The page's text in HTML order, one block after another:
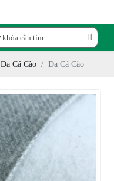
Da Cá Cào Da Cá Cào